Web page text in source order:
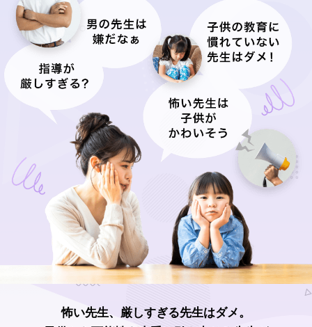
怖い先生、厳しすぎる先生はダメ。